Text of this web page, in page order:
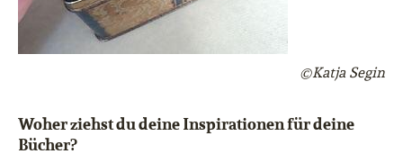
©Katja Segin
Woher ziehst du deine Inspirationen für deine
Bücher?